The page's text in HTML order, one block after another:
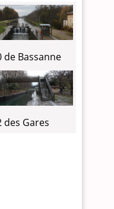
de Bassanne
des Gares